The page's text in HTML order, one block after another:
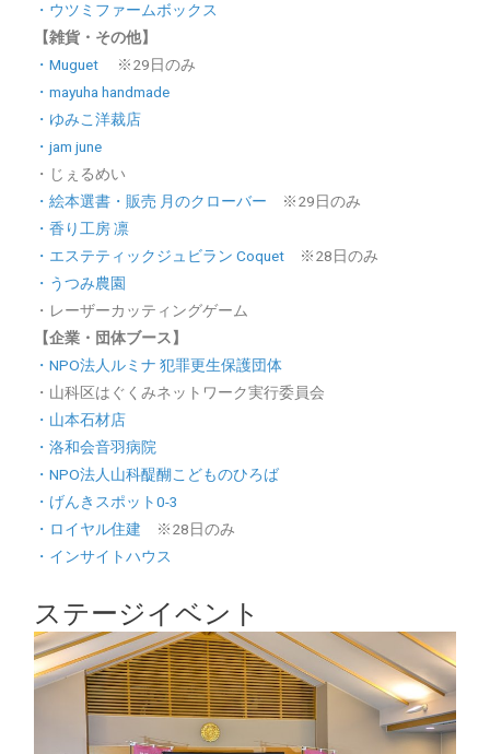
・ウツミファームボックス
【雑貨・その他】
・Muguet※29日のみ
・mayuha handmade
・ゆみこ洋裁店
・jam june
・じぇるめい
・絵本選書・販売 月のクローバー ※29日のみ
・香り工房 凛
・エステティックジュビラン Coquet※28日のみ
・うつみ農園
・レーザーカッティングゲーム
【企業・団体ブース】
・NPO法人ルミナ 犯罪更生保護団体
・山科区はぐくみネットワーク実行委員会
・山本石材店
・洛和会音羽病院
・NPO法人山科醍醐こどものひろば
・げんきスポット0-3
・ロイヤル住建 ※28日のみ
・インサイトハウス
ステージイベント